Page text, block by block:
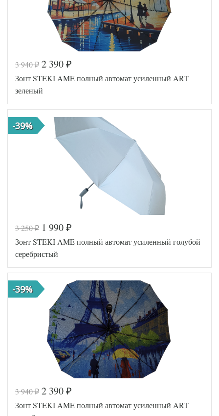
Код товара
577-062
Артикул
112-0188
Производитель
Ame
(Япония)
3 940₽ 2 390 ₽
Зонт STEKI AME полный автомат усиленный ART
зеленый
-39%
Код товара
577-060
Артикул
130-0202
3 250₽ 1 990 ₽
Зонт STEKI AME полный автомат усиленный голубой-
серебристый
-39%
3 940₽ 2 390 ₽
Зонт STEKI AME полный автомат усиленный ART